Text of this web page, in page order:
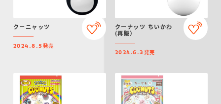
クーニャッツ
2024.8.5 発売
クーナッツ ちいかわ
(再販）
2024.6.3 発売